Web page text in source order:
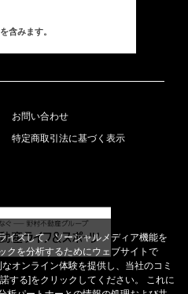
含みます。
お問い合わせ
特定商取引法に基づく表示
イズして、ソーシャルメディア機能を
クを分析するためにウェブサイトで
オンライン体験を提供し、当社のコミ
する]をクリックしてください。 これに